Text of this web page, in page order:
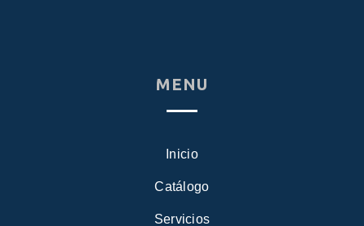
MENU
Inicio
Catálogo
Servicios